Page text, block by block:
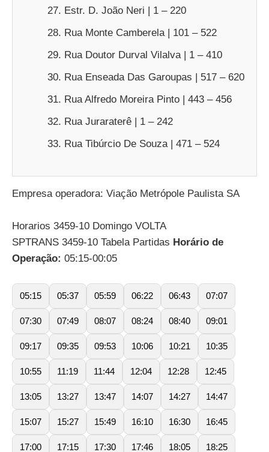
Estr. D. João Neri | 1 – 220
Rua Monte Camberela | 101 – 522
Rua Doutor Durval Vilalva | 1 – 410
Rua Enseada Das Garoupas | 517 – 620
Rua Alfredo Moreira Pinto | 443 – 456
Rua Juraraterê | 1 – 242
Rua Tibúrcio De Souza | 471 – 524
Empresa operadora: Viação Metrópole Paulista SA
Horarios 3459-10 Domingo VOLTA
SPTRANS 3459-10 Tabela Partidas Horário de
Operação: 05:15-00:05
05:15 05:37 05:59 06:22 06:43 07:07
07:30 07:49 08:07 08:24 08:40 09:01
09:17 09:35 09:53 10:06 10:21 10:35
10:55 11:19 11:44 12:04 12:28 12:45
13:05 13:27 13:47 14:07 14:27 14:47
15:07 15:27 15:49 16:10 16:30 16:45
17:00 17:15 17:30 17:46 18:05 18:25